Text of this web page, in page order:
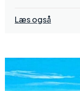
Læs også